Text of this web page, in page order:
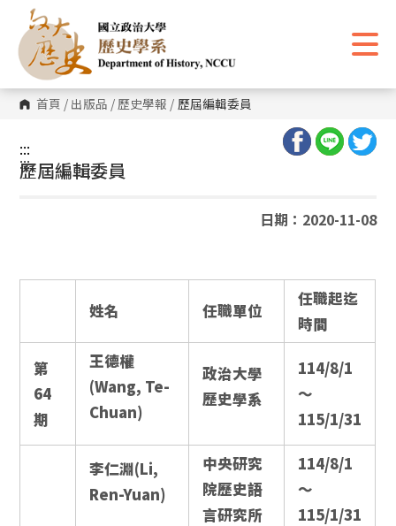
主
要
內
區
塊 首頁 / 出版品 /歷史學報 / 歷屆編輯委員
:::
:::
歷屆編輯委員
日期：2020-11-08
姓名 任職單位
任職起迄
時間
第
64
期
王德權
(Wang, Te-
Chuan)
政治大學
歷史學系
114/8/1
～
115/1/31
李仁淵(Li,
Ren-Yuan)
中央研究
院歷史語
言研究所
114/8/1
～
115/1/31